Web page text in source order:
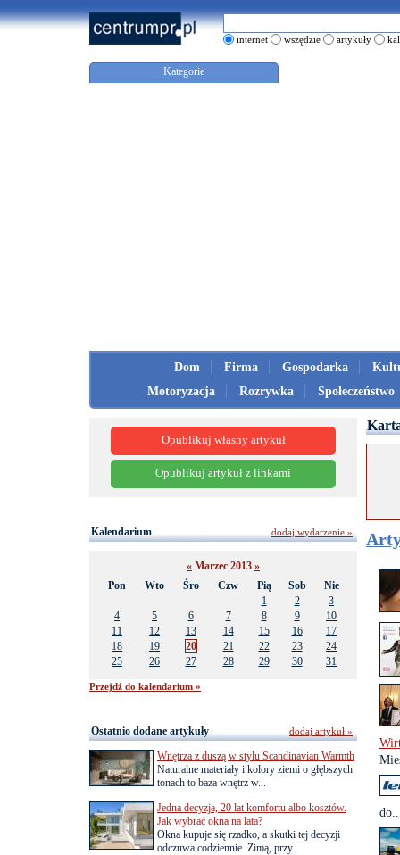
internet wszędzie artykuły
Kategorie
Dom Firma Gospodarka
Motoryzacja
Rozrywka Społeczeństwo
Opublikuj własny artykuł
Opublikuj artykuł z linkami
Kalendarium
« Marzec 2013 »
Pon
Wto Śro Czw Pią Sob
Nie
1
2
3
4
5 6 7 8 9
10
11
12 13 14 15 16
17
18
19 20 21 22 23
24
25
26 27 28 29 30 31
Przejdź do kalendarium »
dodaj wydarzenie »
Ostatnio dodane artykuły
Wnętrza z duszą w stylu Scandinavian Warmth
Naturalne materiały i kolory ziemi o głębszych
tonach to baza wnętrz w...
Jedna decyzja, 20 lat komfortu albo kosztów.
Jak wybrać okna na lata?
Okna kupuje się rzadko, a skutki tej decyzji
odczuwa codziennie. Zimą, przy...
dodaj artykuł »